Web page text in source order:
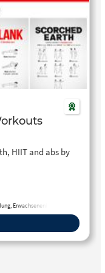
HIIT and abs by
Erwachsenenbildung